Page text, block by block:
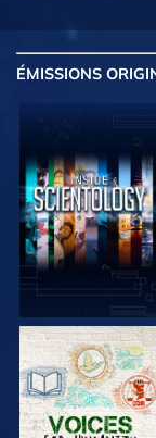
ÉMISSIONS
DÉCOUVRIR LES
SÉRIES